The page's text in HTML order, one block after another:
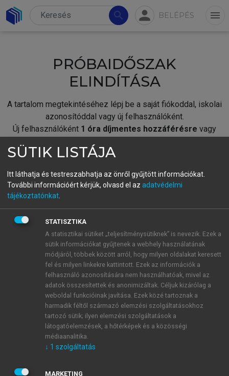
search person BELÉPÉS menu
PRÓBAIDŐSZAK
ELINDÍTÁSA
A tartalom megtekintéséhez lépj be a saját fiókoddal, iskolai
azonosítóddal vagy új felhasználóként.
Új felhasználóként 1 óra díjmentes hozzáférésre vagy
fiókoddal,vagy hozz létre új fiókot.
A regisztráció után apróbaidőszakautomatikusan
BELÉPÉS SAJÁT FIÓKKAL
ÚJ FIÓK LÉTREHOZÁSA
1 óra díjmentes hozzáférés
E-MAIL-CÍM
JELSZÓ
SÜTIK LISTÁJA
Itt láthatja és testreszabhatja az önről gyűjtött információkat.
További információért kérjük, olvasd el az adatvédelmi
tájékoztatónkat
STATISZTIKA
A statisztikai sütiket „teljesítménysütiknek” is nevezik. Ezek a
sütik információkat gyűjtenek a webhely használatának
módjáról, többek között arról, hogy milyen oldalakat keresett
fel és milyen linkekre kattintott. Ezek az információk a
felhasználó azonosítására nem használhatóak, mivel az
adatok összesítettek és anonimizáltak. Céljuk kizárólag a
weboldal funkcióinak javítása. Ezek közé tartoznak a
harmadik féltől származó elemzési szolgáltatásokhoz
tartozó sütik; ilyen elemzési szolgáltatások a
látogatóelemzések, a hőtérképek és a közösségi
médiaanalitika.
↓ 1 szolgáltatás
MARKETING